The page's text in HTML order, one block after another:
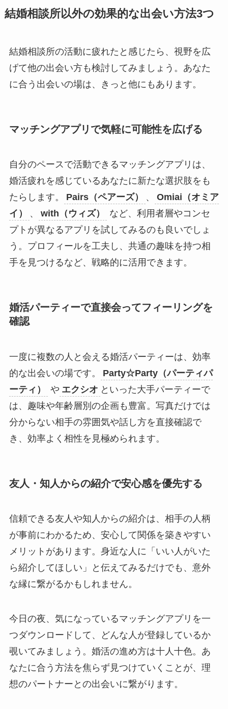
結婚相談所以外の効果的な出会い方法3つ
結婚相談所の活動に疲れたと感じたら、視野を広
げて他の出会い方も検討してみましょう。あなた
に合う出会いの場は、きっと他にもあります。
マッチングアプリで気軽に可能性を広げる
自分のペースで活動できるマッチングアプリは、
婚活疲れを感じているあなたに新たな選択肢をも
たらします。
Pairs（ペアーズ） 、
Omiai（オミア
イ）
、 with（ウィズ）
など、利用者層やコンセ
プトが異なるアプリを試してみるのも良いでしょ
う。プロフィールを工夫し、共通の趣味を持つ相
手を見つけるなど、戦略的に活用できます。
婚活パーティーで直接会ってフィーリングを
確認
一度に複数の人と会える婚活パーティーは、効率
的な出会いの場です。
Party☆Party（パーティパ
ーティ）
や エクシオ といった大手パーティーで
は、趣味や年齢層別の企画も豊富。写真だけでは
分からない相手の雰囲気や話し方を直接確認で
き、効率よく相性を見極められます。
友人・知人からの紹介で安心感を優先する
信頼できる友人や知人からの紹介は、相手の人柄
が事前にわかるため、安心して関係を築きやすい
メリットがあります。身近な人に「いい人がいた
ら紹介してほしい」と伝えてみるだけでも、意外
な縁に繋がるかもしれません。
今日の夜、気になっているマッチングアプリを一
つダウンロードして、どんな人が登録しているか
覗いてみましょう。婚活の進め方は十人十色。あ
なたに合う方法を焦らず見つけていくことが、理
想のパートナーとの出会いに繋がります。